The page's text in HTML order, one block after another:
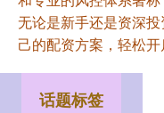
无论是新手还是资深
己的配资方案，轻松开
话题标签